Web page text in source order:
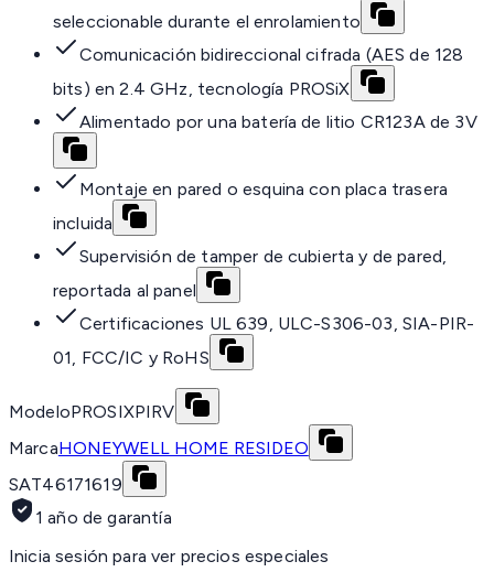
seleccionable durante el enrolamiento
Comunicación bidireccional cifrada (AES de 128
bits) en 2.4 GHz, tecnología PROSiX
Alimentado por una batería de litio CR123A de 3V
Montaje en pared o esquina con placa trasera
incluida
Supervisión de tamper de cubierta y de pared,
reportada al panel
Certificaciones UL 639, ULC-S306-03, SIA-PIR-
01, FCC/IC y RoHS
ModeloPROSIXPIRV
MarcaHONEYWELL HOME RESIDEO
SAT46171619
1 año de garantía
Inicia sesión para ver precios especiales